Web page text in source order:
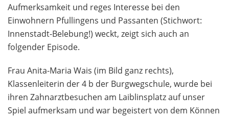
Aufmerksamkeit und reges Interesse bei den
Einwohnern Pfullingens und Passanten (Stichwort:
Innenstadt-Belebung!) weckt, zeigt sich auch an
folgender Episode.
Frau Anita-Maria Wais (im Bild ganz rechts),
Klassenleiterin der 4 b der Burgwegschule, wurde bei
ihren Zahnarztbesuchen am Laiblinsplatz auf unser
Spiel aufmerksam und war begeistert von dem Können